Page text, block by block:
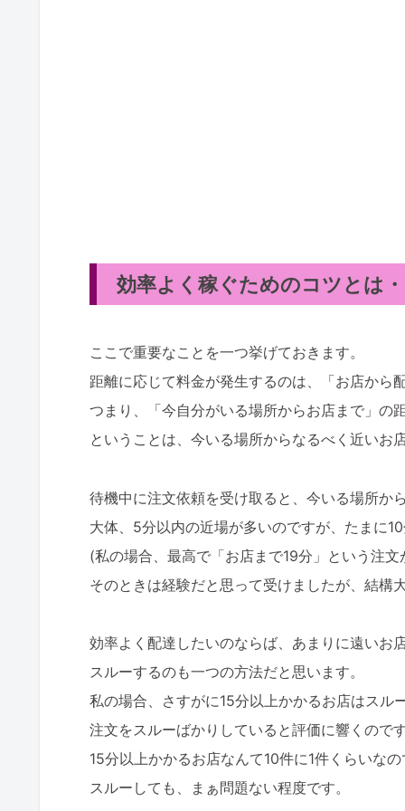
効率よく稼ぐためのコツとは
ここで重要なことを一つ挙げておきます。
距離に応じて料金が発生するのは、「お店から
つまり、「今自分がいる場所からお店まで」の
ということは、今いる場所からなるべく近いお
待機中に注文依頼を受け取ると、今いる場所か
大体、5分以内の近場が多いのですが、たまに
(私の場合、最高で「お店まで19分」という注
そのときは経験だと思って受けましたが、結構
効率よく配達したいのならば、あまりに遠いお
スルーするのも一つの方法だと思います。
私の場合、さすがに15分以上かかるお店はスル
注文をスルーばかりしていると評価に響くので
15分以上かかるお店なんて10件に1件くらいな
スルーしても、まぁ問題ない程度です。